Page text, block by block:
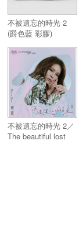
不被遺忘的時光 2
(爵色藍 彩膠)
不被遺忘的時光 2／
The beautiful lost